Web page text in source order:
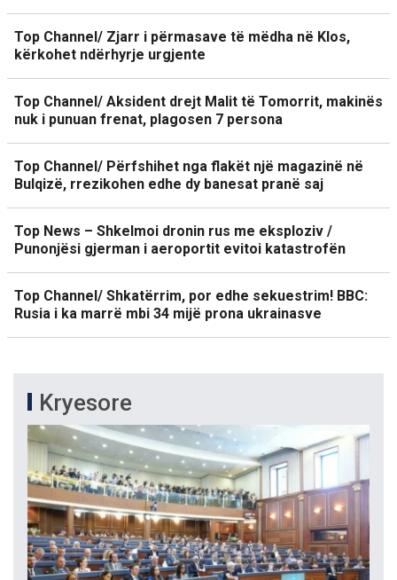
Top Channel/ Zjarr i përmasave të mëdha në Klos,
kërkohet ndërhyrje urgjente
Top Channel/ Aksident drejt Malit të Tomorrit, makinës
nuk i punuan frenat, plagosen 7 persona
Top Channel/ Përfshihet nga flakët një magazinë në
Bulqizë, rrezikohen edhe dy banesat pranë saj
Top News – Shkelmoi dronin rus me eksploziv /
Punonjësi gjerman i aeroportit evitoi katastrofën
Top Channel/ Shkatërrim, por edhe sekuestrim! BBC:
Rusia i ka marrë mbi 34 mijë prona ukrainasve
Kryesore